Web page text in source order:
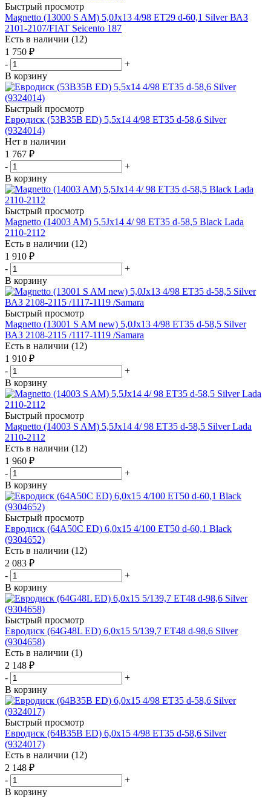
Быстрый просмотр
Magnetto (13000 S AM) 5,0Jx13 4/98 ET29 d-60,1 Silver ВАЗ
2101-2107/FIAT Seicento 187
Есть в наличии (12)
1 750 ₽
-
+
В корзину
Быстрый просмотр
Евродиск (53B35B ED) 5,5x14 4/98 ET35 d-58,6 Silver
(9324014)
Нет в наличии
1 767 ₽
-
+
В корзину
Быстрый просмотр
Magnetto (14003 AM) 5,5Jx14 4/ 98 ET35 d-58,5 Black Lada
2110-2112
Есть в наличии (12)
1 910 ₽
-
+
В корзину
Быстрый просмотр
Magnetto (13001 S AM new) 5,0Jx13 4/98 ET35 d-58,5 Silver
ВАЗ 2108-2115 /1117-1119 /Samara
Есть в наличии (12)
1 910 ₽
-
+
В корзину
Быстрый просмотр
Magnetto (14003 S AM) 5,5Jx14 4/ 98 ET35 d-58,5 Silver Lada
2110-2112
Есть в наличии (12)
1 960 ₽
-
+
В корзину
Быстрый просмотр
Евродиск (64A50C ED) 6,0x15 4/100 ET50 d-60,1 Black
(9304652)
Есть в наличии (12)
2 083 ₽
-
+
В корзину
Быстрый просмотр
Евродиск (64G48L ED) 6,0x15 5/139,7 ET48 d-98,6 Silver
(9304658)
Есть в наличии (1)
2 148 ₽
-
+
В корзину
Быстрый просмотр
Евродиск (64B35B ED) 6,0x15 4/98 ET35 d-58,6 Silver
(9324017)
Есть в наличии (12)
2 148 ₽
-
+
В корзину